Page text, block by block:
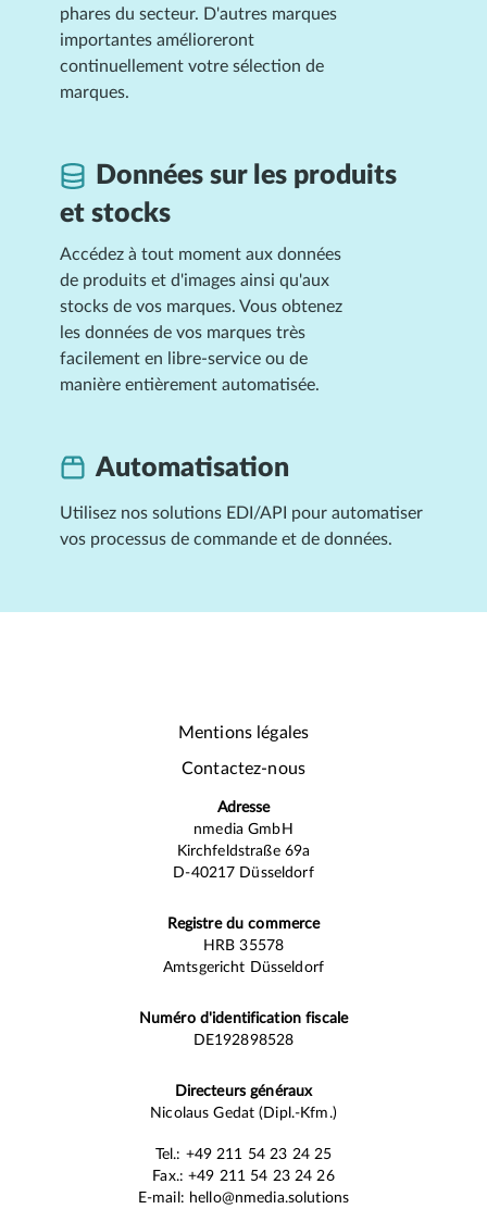
phares du secteur. D'autres marques
importantes amélioreront
continuellement votre sélection de
marques.
Données sur les produits
et stocks
Accédez à tout moment aux données
de produits et d'images ainsi qu'aux
stocks de vos marques. Vous obtenez
les données de vos marques très
facilement en libre-service ou de
manière entièrement automatisée.
Automatisation
Utilisez nos solutions EDI/API pour automatiser
vos processus de commande et de données.
Mentions légales
Contactez-nous
Adresse
nmedia GmbH
Kirchfeldstraße 69a
D-40217 Düsseldorf
Registre du commerce
HRB 35578
Amtsgericht Düsseldorf
Numéro d'identification fiscale
DE192898528
Directeurs généraux
Nicolaus Gedat (Dipl.-Kfm.)
Tel.: +49 211 54 23 24 25
Fax.: +49 211 54 23 24 26
E-mail: hello@nmedia.solutions